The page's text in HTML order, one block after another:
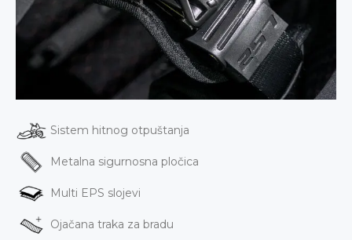
Sistem hitnog otpuštanja
Metalna sigurnosna pločica
Multi EPS slojevi
Ojačana traka za bradu